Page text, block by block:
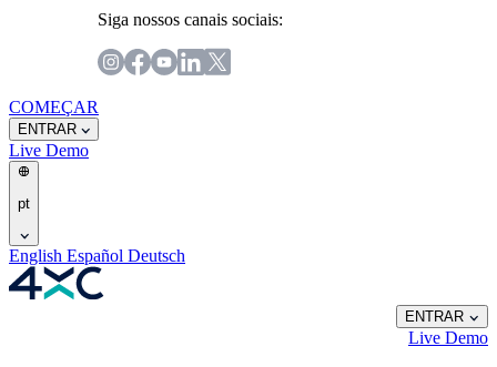
Siga nossos canais sociais:
COMEÇAR
ENTRAR
Live Demo
pt
English Español Deutsch
ENTRAR
Live Demo